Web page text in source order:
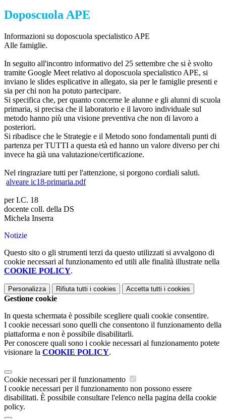
Doposcuola APE
Informazioni su doposcuola specialistico APE
Alle famiglie.
In seguito all'incontro informativo del 25 settembre che si è svolto
tramite Google Meet relativo al doposcuola specialistico APE, si
inviano le slides esplicative in allegato, sia per le famiglie presenti e
sia per chi non ha potuto partecipare.
Si specifica che, per quanto concerne le alunne e gli alunni di scuola
primaria, si precisa che il laboratorio e il lavoro individuale sul
metodo hanno più una visione preventiva che non di lavoro a
posteriori.
Si ribadisce che le Strategie e il Metodo sono fondamentali punti di
partenza per TUTTI a questa età ed hanno un valore diverso per chi
invece ha già una valutazione/certificazione.
Nel ringraziare tutti per l'attenzione, si porgono cordiali saluti.
alveare ic18-primaria.pdf
per I.C. 18
docente coll. della DS
Michela Inserra
Notizie
Questo sito o gli strumenti terzi da questo utilizzati si avvalgono di
cookie necessari al funzionamento ed utili alle finalità illustrate nella
COOKIE POLICY.
Personalizza Rifiuta tutti i cookies Accetta tutti i cookies
Gestione cookie
In questa schermata è possibile scegliere quali cookie consentire.
I cookie necessari sono quelli che consentono il funzionamento della
piattaforma e non è possibile disabilitarli.
Per conoscere quali sono i cookie necessari al funzionamento potete
visionare la COOKIE POLICY.
Cookie necessari per il funzionamento
I cookie necessari per il funzionamento non possono essere
disabilitati. È possibile consultare l'elenco nella pagina della cookie
policy.